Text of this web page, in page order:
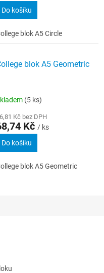
Do košíku
blok A5 Circle
blok A5 Geometric
(5 ks)
Kč bez DPH
Kč / ks
Do košíku
blok A5 Geometric